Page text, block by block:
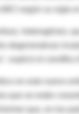
según su sigla
heterogéneo,
degenerativas
explicó el científico
en este nuevo
que se están
que, en los